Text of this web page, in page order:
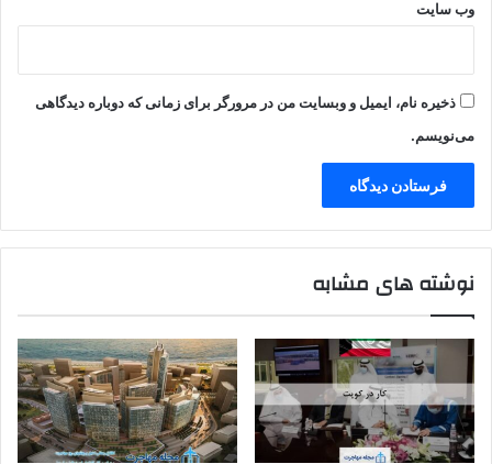
وب‌ سایت
ذخیره نام، ایمیل و وبسایت من در مرورگر برای زمانی که دوباره دیدگاهی
می‌نویسم.
نوشته های مشابه